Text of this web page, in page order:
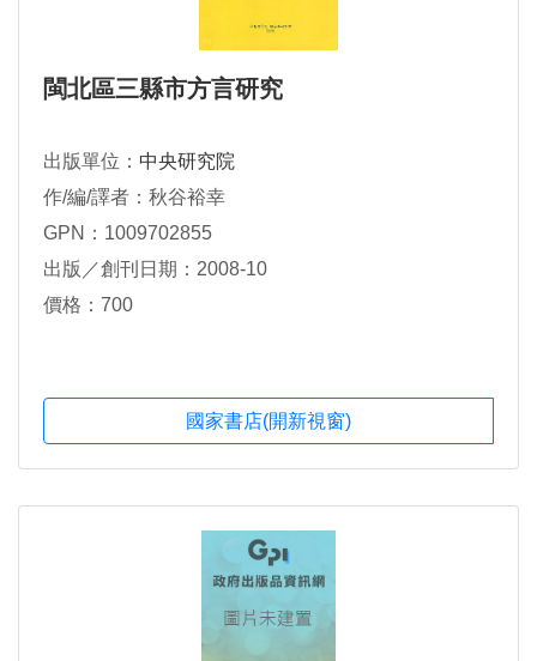
閩北區三縣市方言研究
出版單位： 中央研究院
作/編/譯者：秋谷裕幸
GPN：1009702855
出版／創刊日期：2008-10
價格：700
國家書店(開新視窗)